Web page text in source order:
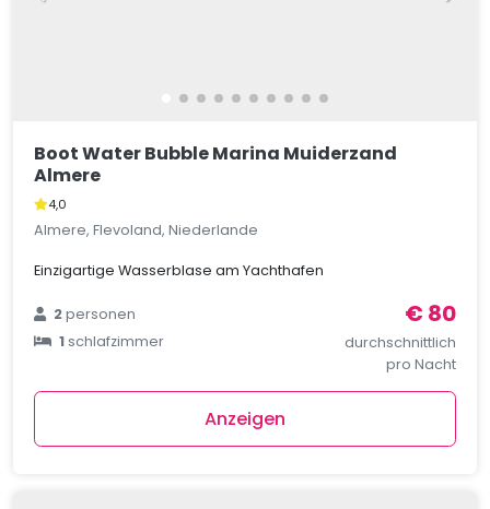
Boot Water Bubble Marina Muiderzand
Almere
4,0
Almere, Flevoland, Niederlande
Einzigartige Wasserblase am Yachthafen
2personen
1schlafzimmer
€ 80
durchschnittlich
pro Nacht
Anzeigen